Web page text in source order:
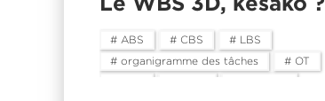
# ABS # CBS
# LBS
# organigramme des tâches
# OT